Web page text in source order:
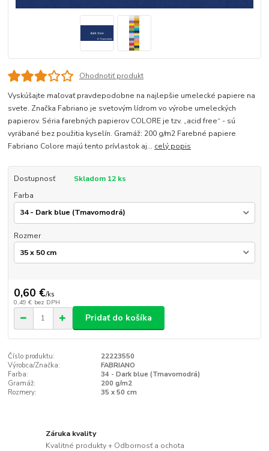
Ohodnotiť produkt
Vyskúšajte maľovať pravdepodobne na najlepšie umelecké papiere na
svete. Značka Fabriano je svetovým lídrom vo výrobe umeleckých
papierov. Séria farebných papierov COLORE je tzv. „acid free“ - sú
vyrábané bez použitia kyselín. Gramáž: 200 g/m2 Farebné papiere
Fabriano Colore majú tento prívlastok aj... celý popis
Dostupnosť
Skladom 12 ks
Farba
Rozmer
0,60 €/ks
0,49 € bez DPH
Pridať do košíka
Číslo produktu:
22223550
Výrobca/Značka:
FABRIANO
Farba:
34 - Dark blue (Tmavomodrá)
Gramáž:
200 g/m2
Rozmery:
35 x 50 cm
Záruka kvality
Kvalitné produkty + Odbornosť a ochota